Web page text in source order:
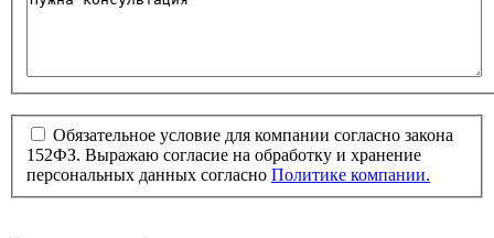
Обязательное условие для компании согласно закона
152ФЗ. Выражаю согласие на обработку и хранение
персональных данных согласно Политике компании.